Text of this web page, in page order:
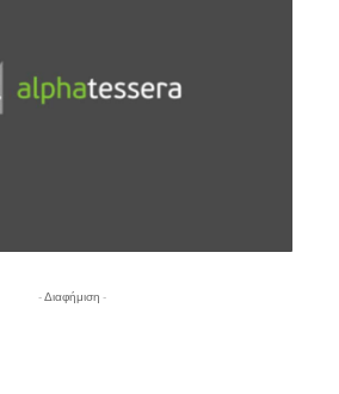
- Διαφήμιση -